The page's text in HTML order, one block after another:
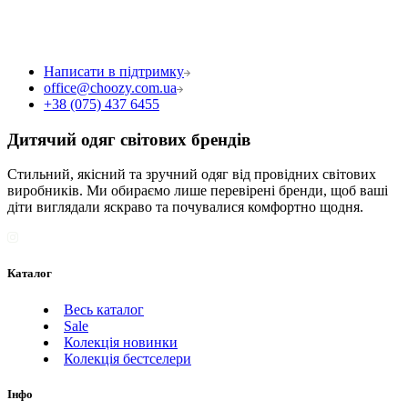
Написати в підтримку
office@choozy.com.ua
+38 (075) 437 6455
Дитячий одяг світових брендів
Стильний, якісний та зручний одяг від провідних світових
виробників. Ми обираємо лише перевірені бренди, щоб ваші
діти виглядали яскраво та почувалися комфортно щодня.
Каталог
Весь каталог
Sale
Колекція новинки
Колекція бестселери
Інфо